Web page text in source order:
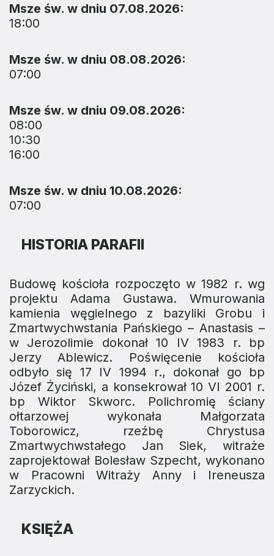
Msze św. w dniu 07.08.2026:
18:00
Msze św. w dniu 08.08.2026:
07:00
Msze św. w dniu 09.08.2026:
08:00
10:30
16:00
Msze św. w dniu 10.08.2026:
07:00
HISTORIA PARAFII
Budowę kościoła rozpoczęto w 1982 r. wg
projektu Adama Gustawa. Wmurowania
kamienia węgielnego z bazyliki Grobu i
Zmartwychwstania Pańskiego – Anastasis –
w Jerozolimie dokonał 10 IV 1983 r. bp
Jerzy Ablewicz. Poświęcenie kościoła
odbyło się 17 IV 1994 r., dokonał go bp
Józef Życiński, a konsekrował 10 VI 2001 r.
bp Wiktor Skworc. Polichromię ściany
ołtarzowej wykonała Małgorzata
Toborowicz, rzeźbę Chrystusa
Zmartwychwstałego Jan Siek, witraże
zaprojektował Bolesław Szpecht, wykonano
w Pracowni Witraży Anny i Ireneusza
Zarzyckich.
KSIĘŻA